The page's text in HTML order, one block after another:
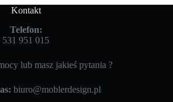
Kontakt
Telefon:
531 951 015
lub masz jakieś pytania ?
biuro@moblerdesign.pl